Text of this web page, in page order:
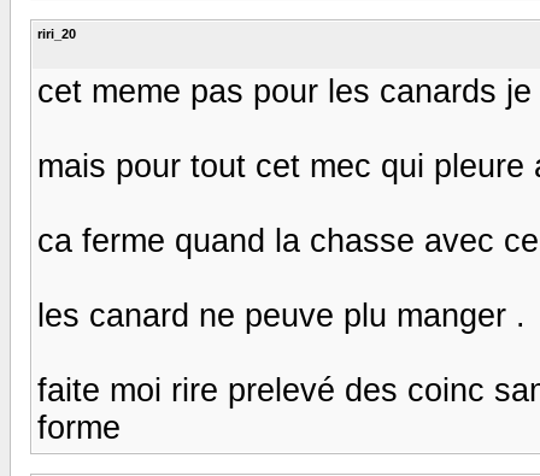
riri_20
cet meme pas pour les canards
mais pour tout cet mec qui pleure
ca ferme quand la chasse avec
les canard ne peuve plu manger .
faite moi rire prelevé des coinc
forme